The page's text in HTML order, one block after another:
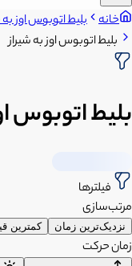
خانه بلیط اتوبوس اوز به
بلیط اتوبوس اوز به شیراز
بلیط اتوبوس
فیلترها
مرتب‌سازی
نزدیک‌ترین زمان کمترین
زمان حرکت